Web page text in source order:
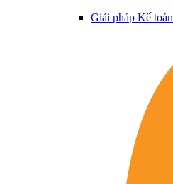
Giải pháp Kế toán